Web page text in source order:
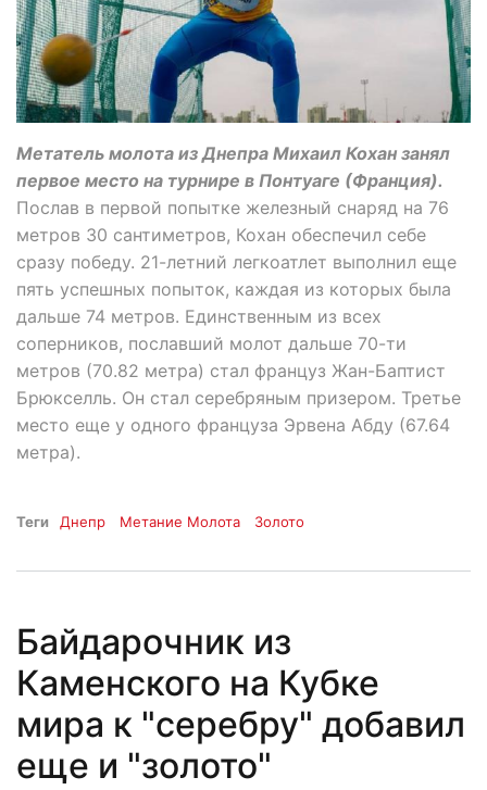
Метатель молота из Днепра Михаил Кохан занял
первое место на турнире в Понтуаге (Франция).
Послав в первой попытке железный снаряд на 76
метров 30 сантиметров, Кохан обеспечил себе
сразу победу. 21-летний легкоатлет выполнил еще
пять успешных попыток, каждая из которых была
дальше 74 метров. Единственным из всех
соперников, пославший молот дальше 70-ти
метров (70.82 метра) стал француз Жан-Баптист
Брюкселль. Он стал серебряным призером. Третье
место еще у одного француза Эрвена Абду (67.64
метра).
Теги Днепр Метание Молота Золото
Байдарочник из
Каменского на Кубке
мира к "серебру" добавил
еще и "золото"